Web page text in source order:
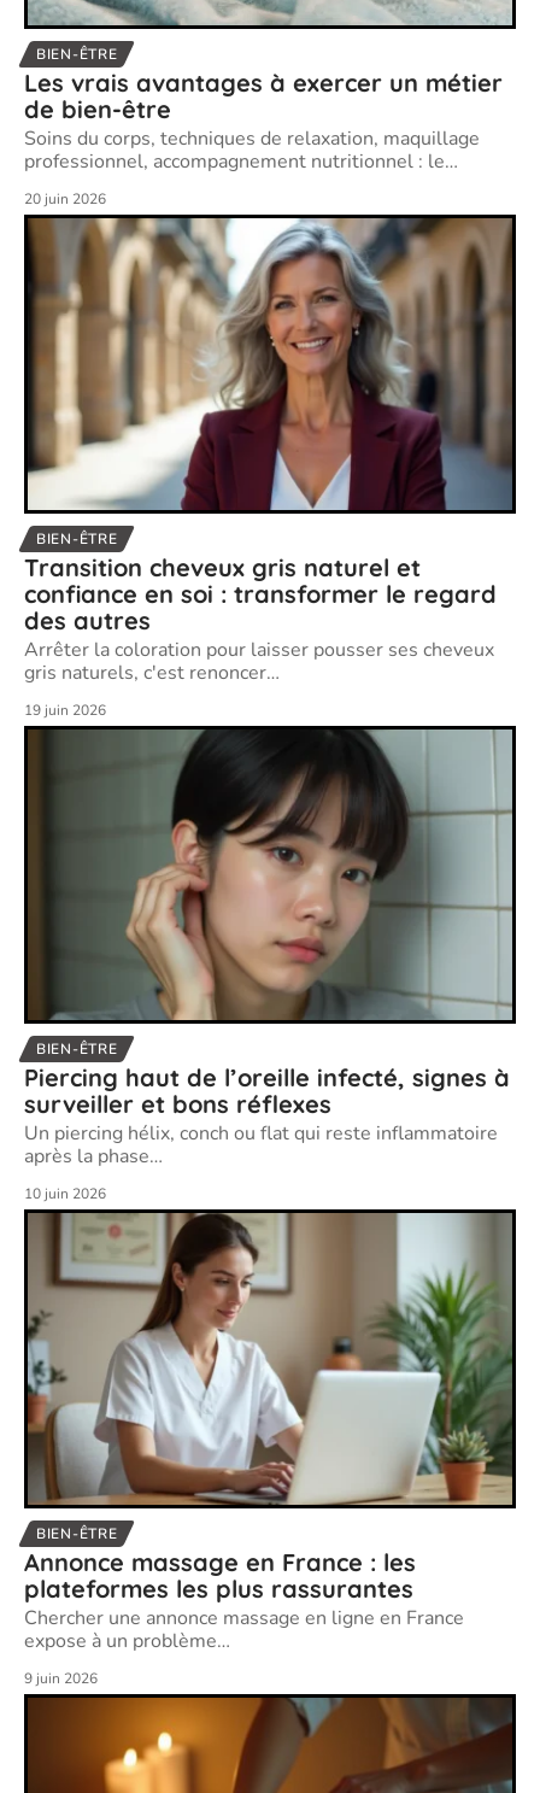
BIEN-ÊTRE
Les vrais avantages à exercer un métier
de bien-être
Soins du corps, techniques de relaxation, maquillage
professionnel, accompagnement nutritionnel : le…
20 juin 2026
BIEN-ÊTRE
Transition cheveux gris naturel et
confiance en soi : transformer le regard
des autres
Arrêter la coloration pour laisser pousser ses cheveux
gris naturels, c'est renoncer…
19 juin 2026
BIEN-ÊTRE
Piercing haut de l’oreille infecté, signes à
surveiller et bons réflexes
Un piercing hélix, conch ou flat qui reste inflammatoire
après la phase…
10 juin 2026
BIEN-ÊTRE
Annonce massage en France : les
plateformes les plus rassurantes
Chercher une annonce massage en ligne en France
expose à un problème…
9 juin 2026